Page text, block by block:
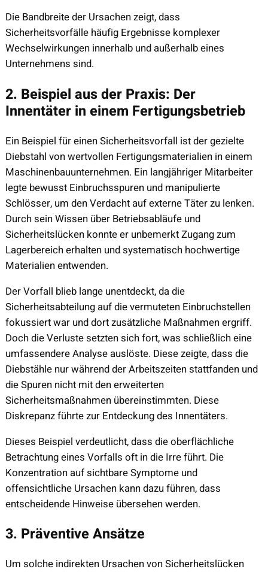
Die Bandbreite der Ursachen zeigt, dass
Sicherheitsvorfälle häufig Ergebnisse komplexer
Wechselwirkungen innerhalb und außerhalb eines
Unternehmens sind.
2. Beispiel aus der Praxis: Der
Innentäter in einem Fertigungsbetrieb
Ein Beispiel für einen Sicherheitsvorfall ist der gezielte
Diebstahl von wertvollen Fertigungsmaterialien in einem
Maschinenbauunternehmen. Ein langjähriger Mitarbeiter
legte bewusst Einbruchsspuren und manipulierte
Schlösser, um den Verdacht auf externe Täter zu lenken.
Durch sein Wissen über Betriebsabläufe und
Sicherheitslücken konnte er unbemerkt Zugang zum
Lagerbereich erhalten und systematisch hochwertige
Materialien entwenden.
Der Vorfall blieb lange unentdeckt, da die
Sicherheitsabteilung auf die vermuteten Einbruchstellen
fokussiert war und dort zusätzliche Maßnahmen ergriff.
Doch die Verluste setzten sich fort, was schließlich eine
umfassendere Analyse auslöste. Diese zeigte, dass die
Diebstähle nur während der Arbeitszeiten stattfanden und
die Spuren nicht mit den erweiterten
Sicherheitsmaßnahmen übereinstimmten. Diese
Diskrepanz führte zur Entdeckung des Innentäters.
Dieses Beispiel verdeutlicht, dass die oberflächliche
Betrachtung eines Vorfalls oft in die Irre führt. Die
Konzentration auf sichtbare Symptome und
offensichtliche Ursachen kann dazu führen, dass
entscheidende Hinweise übersehen werden.
3. Präventive Ansätze
Um solche indirekten Ursachen von Sicherheitslücken